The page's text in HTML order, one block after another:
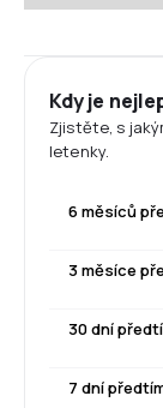
Kdy je
Zjistěte, s
letenky.
6 měsíců
3 měsíce
30 dní
7 dní